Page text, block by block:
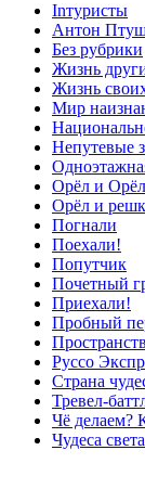
Inтуристы
Антон
Без рубрики
Жизнь
Жизнь
Мир
Непутевые
Орёл и Орёл
Орёл и
Погнали
Поехали!
Попутчик
Почетный
Приехали!
Пробный
Руссо
Страна
Тревел-
Чё делаем?
Чудеса света